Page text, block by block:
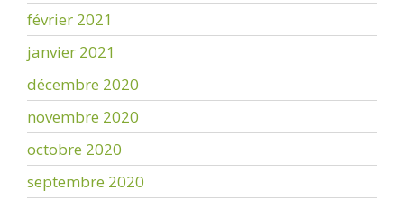
février 2021
janvier 2021
décembre 2020
novembre 2020
octobre 2020
septembre 2020